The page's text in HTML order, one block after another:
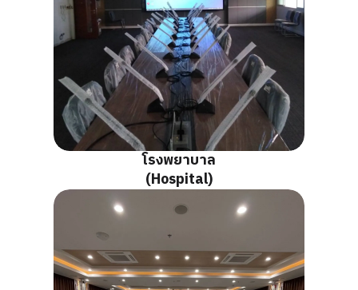
โรงพยาบาล
(Hospital)